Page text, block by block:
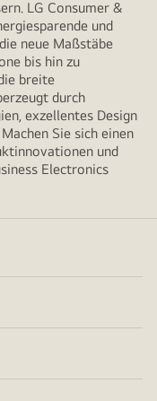
LG Consumer &
und
neue Maßstäbe
bis hin zu
breite
durch
exzellentes Design
Sie sich einen
und
Electronics